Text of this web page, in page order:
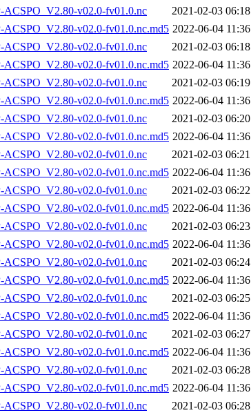
v02.0-fv01.0.nc
2021-02-03 06:18
v02.0-fv01.0.nc.md5 2022-06-04 11:36
v02.0-fv01.0.nc
2021-02-03 06:18
v02.0-fv01.0.nc.md5 2022-06-04 11:36
v02.0-fv01.0.nc
2021-02-03 06:19
v02.0-fv01.0.nc.md5 2022-06-04 11:36
v02.0-fv01.0.nc
2021-02-03 06:20
v02.0-fv01.0.nc.md5 2022-06-04 11:36
v02.0-fv01.0.nc
2021-02-03 06:21
v02.0-fv01.0.nc.md5 2022-06-04 11:36
v02.0-fv01.0.nc
2021-02-03 06:22
v02.0-fv01.0.nc.md5 2022-06-04 11:36
v02.0-fv01.0.nc
2021-02-03 06:23
v02.0-fv01.0.nc.md5 2022-06-04 11:36
v02.0-fv01.0.nc
2021-02-03 06:24
v02.0-fv01.0.nc.md5 2022-06-04 11:36
v02.0-fv01.0.nc
2021-02-03 06:25
v02.0-fv01.0.nc.md5 2022-06-04 11:36
v02.0-fv01.0.nc
2021-02-03 06:27
v02.0-fv01.0.nc.md5 2022-06-04 11:36
v02.0-fv01.0.nc
2021-02-03 06:28
v02.0-fv01.0.nc.md5 2022-06-04 11:36
v02.0-fv01.0.nc
2021-02-03 06:28